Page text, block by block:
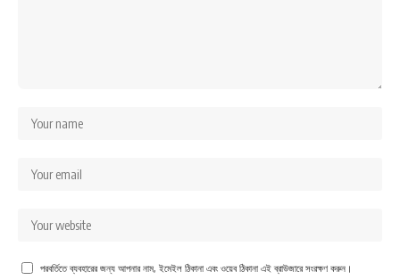
পরবর্তিতে ব্যবহারের জন্য আপনার নাম, ইমেইল ঠিকানা এবং ওয়েব ঠিকানা এই ব্রাউজারে সংরক্ষণ করুন।